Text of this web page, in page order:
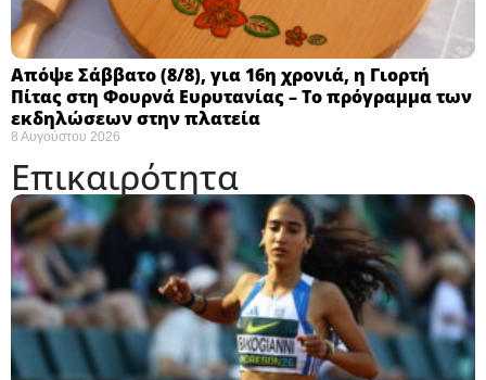
Απόψε Σάββατο (8/8), για 16η χρονιά, η Γιορτή
Πίτας στη Φουρνά Ευρυτανίας – Το πρόγραμμα των
εκδηλώσεων στην πλατεία
8 Αυγούστου 2026
Επικαιρότητα